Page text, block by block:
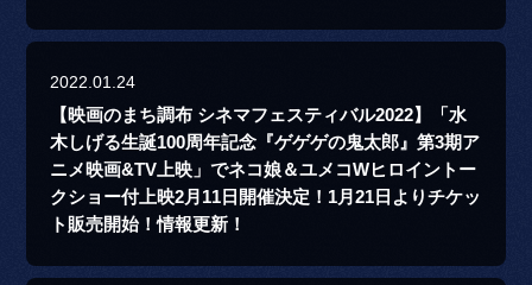
2022.01.24
【映画のまち調布 シネマフェスティバル2022】「水
木しげる生誕100周年記念『ゲゲゲの鬼太郎』第3期ア
ニメ映画&TV上映」でネコ娘＆ユメコWヒロイントー
クショー付上映2月11日開催決定！1月21日よりチケッ
ト販売開始！情報更新！